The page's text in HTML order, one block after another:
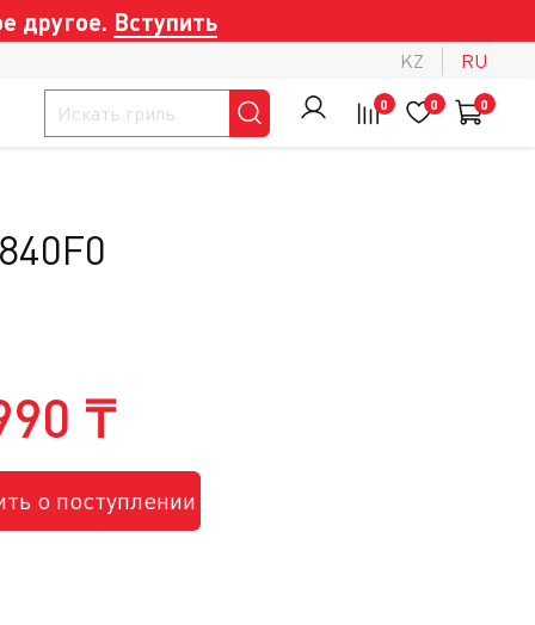
другое. Вступить
KZ RU
0 0 0
₸
о поступлении